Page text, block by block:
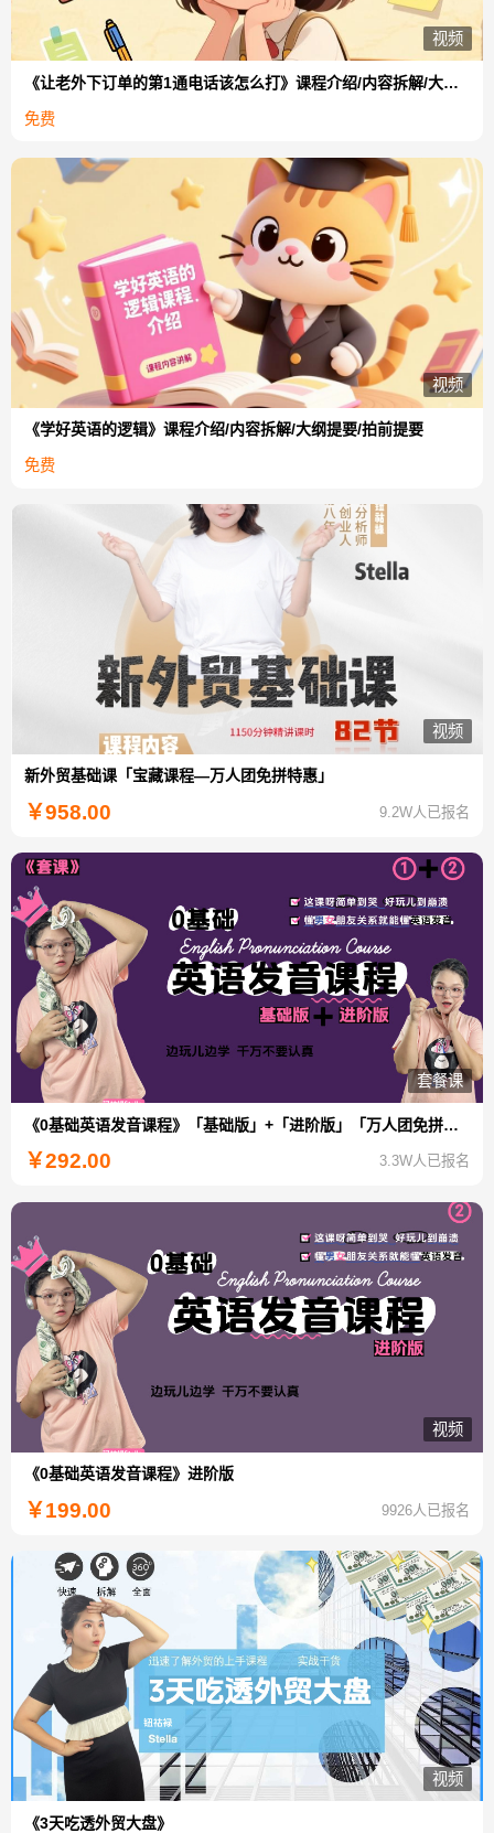
视频
《让老外下订单的第1通电话该怎么打》课程介绍/内容拆解/大纲提要/拍前提要
免费
视频
《学好英语的逻辑》课程介绍/内容拆解/大纲提要/拍前提要
免费
视频
新外贸基础课「宝藏课程—万人团免拼特惠」
￥958.00 9.2W人已报名
套餐课
《0基础英语发音课程》「基础版」+「进阶版」「万人团免拼特惠」
￥292.00 3.3W人已报名
视频
《0基础英语发音课程》进阶版
￥199.00 9926人已报名
视频
《3天吃透外贸大盘》